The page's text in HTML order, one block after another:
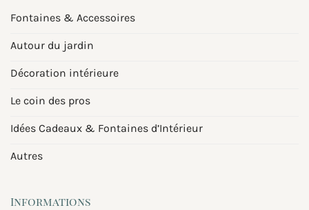
Fontaines & Accessoires
Autour du jardin
Décoration intérieure
Le coin des pros
Idées Cadeaux & Fontaines d’Intérieur
Autres
Informations